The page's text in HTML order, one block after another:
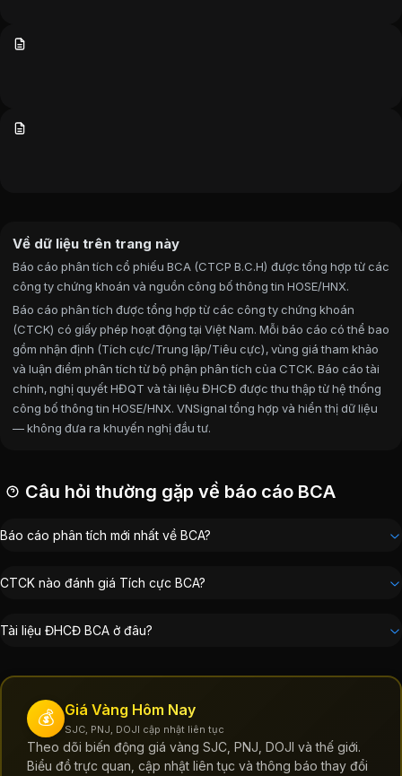
Về dữ liệu trên trang này
Báo cáo phân tích cổ phiếu BCA (CTCP B.C.H) được tổng hợp từ các
công ty chứng khoán và nguồn công bố thông tin HOSE/HNX.
Báo cáo phân tích được tổng hợp từ các công ty chứng khoán
(CTCK) có giấy phép hoạt động tại Việt Nam. Mỗi báo cáo có thể bao
gồm nhận định (Tích cực/Trung lập/Tiêu cực), vùng giá tham khảo
và luận điểm phân tích từ bộ phận phân tích của CTCK. Báo cáo tài
chính, nghị quyết HĐQT và tài liệu ĐHCĐ được thu thập từ hệ thống
công bố thông tin HOSE/HNX. VNSignal tổng hợp và hiển thị dữ liệu
— không đưa ra khuyến nghị đầu tư.
Câu hỏi thường gặp về báo cáo BCA
Báo cáo phân tích mới nhất về BCA?
CTCK nào đánh giá Tích cực BCA?
Tài liệu ĐHCĐ BCA ở đâu?
💰 Giá Vàng Hôm Nay
SJC, PNJ, DOJI cập nhật liên tục
Theo dõi biến động giá vàng SJC, PNJ, DOJI và thế giới.
Biểu đồ trực quan, cập nhật liên tục và thông báo thay đổi